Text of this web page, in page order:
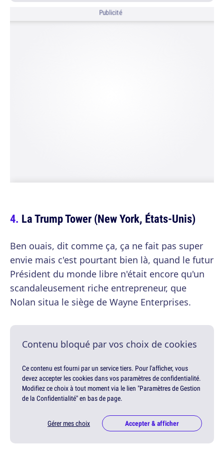
Publicité
La Trump Tower (New York, États-Unis)
Ben ouais, dit comme ça, ça ne fait pas super
envie mais c'est pourtant bien là, quand le futur
Président du monde libre n'était encore qu'un
scandaleusement riche entrepreneur, que
Nolan situa le siège de Wayne Enterprises.
Contenu bloqué par vos choix de cookies
Ce contenu est fourni par un service tiers. Pour l'afficher, vous
devez accepter les cookies dans vos paramètres de confidentialité.
Modifiez ce choix à tout moment via le lien "Paramètres de Gestion
de la Confidentialité" en bas de page.
Gérer mes choix Accepter & afficher